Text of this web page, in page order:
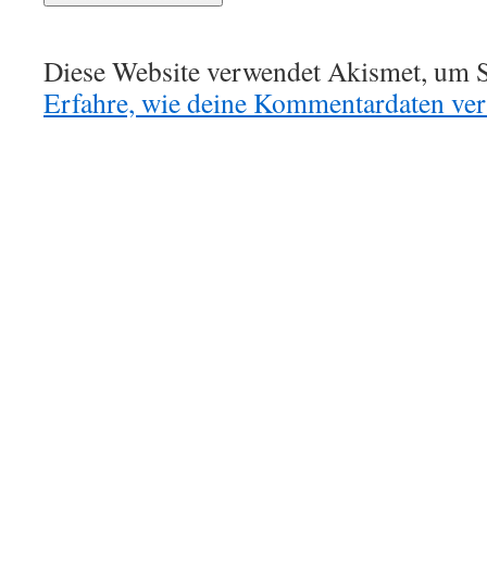
Diese Website verwendet Akismet, um
Erfahre, wie deine Kommentardaten